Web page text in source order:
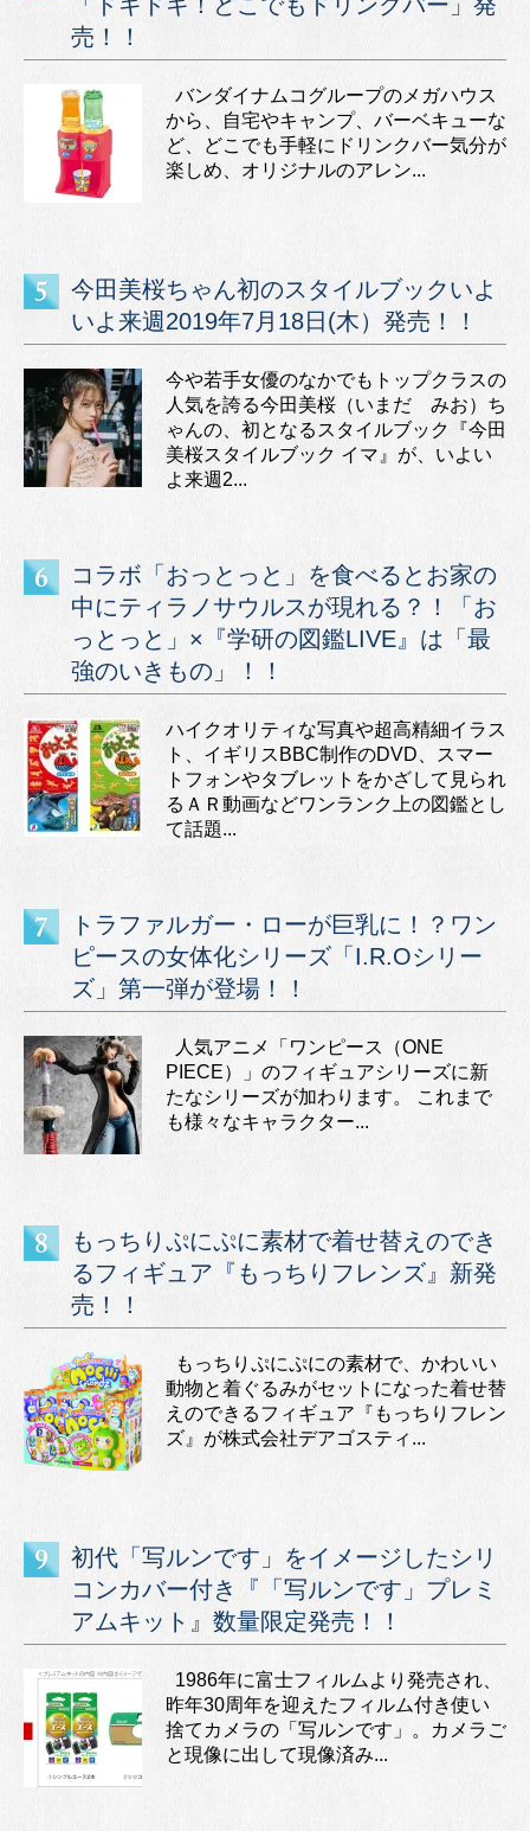
売！！
バンダイナムコグループのメガハウス
から、自宅やキャンプ、バーベキューな
ど、どこでも手軽にドリンクバー気分が
楽しめ、オリジナルのアレン...
今田美桜ちゃん初のスタイルブックいよ
いよ来週2019年7月18日(木）発売！！
今や若手女優のなかでもトップクラスの
人気を誇る今田美桜（いまだ みお）ち
ゃんの、初となるスタイルブック『今田
美桜スタイルブック イマ』が、いよい
よ来週2...
コラボ「おっとっと」を食べるとお家の
中にティラノサウルスが現れる？！「お
っとっと」×『学研の図鑑LIVE』は「最
強のいきもの」！！
ハイクオリティな写真や超高精細イラス
ト、イギリスBBC制作のDVD、スマー
トフォンやタブレットをかざして見られ
るＡＲ動画などワンランク上の図鑑とし
て話題...
トラファルガー・ローが巨乳に！？ワン
ピースの女体化シリーズ「I.R.Oシリー
ズ」第一弾が登場！！
人気アニメ「ワンピース（ONE
PIECE）」のフィギュアシリーズに新
たなシリーズが加わります。 これまで
も様々なキャラクター...
もっちりぷにぷに素材で着せ替えのでき
るフィギュア『もっちりフレンズ』新発
売！！
もっちりぷにぷにの素材で、かわいい
動物と着ぐるみがセットになった着せ替
えのできるフィギュア『もっちりフレン
ズ』が株式会社デアゴスティ...
初代「写ルンです」をイメージしたシリ
コンカバー付き『「写ルンです」プレミ
アムキット』数量限定発売！！
1986年に富士フィルムより発売され、
昨年30周年を迎えたフィルム付き使い
捨てカメラの「写ルンです」。カメラご
と現像に出して現像済み...